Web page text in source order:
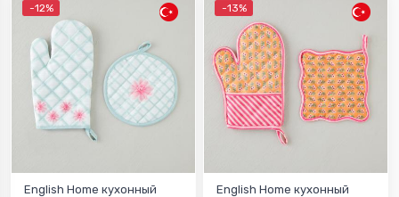
-12%
English Home кухонный
-13%
English Home кухонный